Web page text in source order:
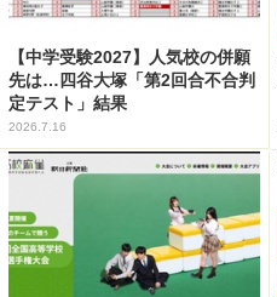
【中学受験2027】人気校の併願
先は…四谷大塚「第2回合不合判
定テスト」結果
2026.7.16